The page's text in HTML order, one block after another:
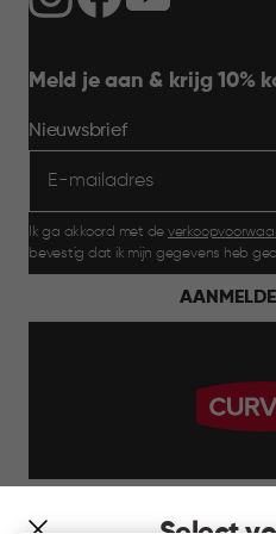
Meld je aan & krijg 10%
Nieuwsbrief
Ik ga akkoord met de
bevestig dat ik mijn gegevens heb